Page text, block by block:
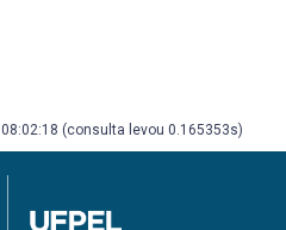
(consulta levou 0.165353s)